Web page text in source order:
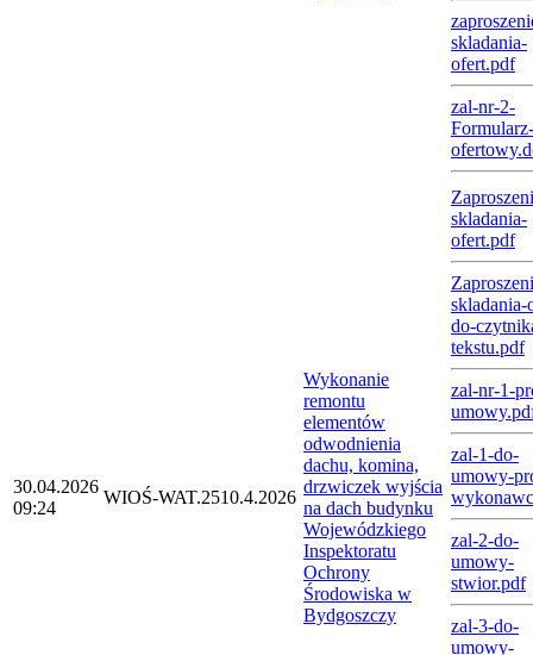
skladania-
ofert.pdf
zal-nr-2-
Formularz-
30.04.2026
09:24
WIOŚ-WAT.2510.4.2026
Wykonanie
remontu
elementów
odwodnienia
dachu, komina,
drzwiczek wyjścia
na dach budynku
Wojewódzkiego
Inspektoratu
Ochrony
Środowiska w
Bydgoszczy
skladania-
ofert.pdf
skladania-
do-
tekstu.pdf
zal-nr-1-
zal-1-do-
umowy-
zal-2-do-
umowy-
stwior.pdf
zal-3-do-
umowy-